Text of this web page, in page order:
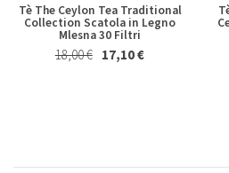
Tè The Ceylon Tea Traditional
Collection Scatola in Legno
Mlesna 30 Filtri
18,00 € 17,10 €